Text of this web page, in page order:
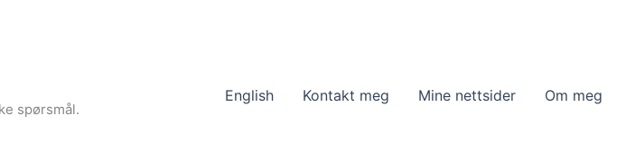
spørsmål.
English Kontakt meg Mine nettsider Om meg